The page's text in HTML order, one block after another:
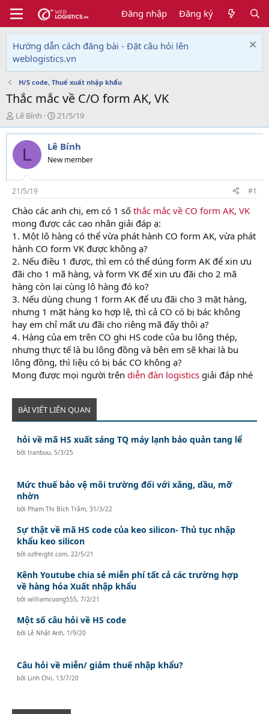
Đăng nhập Đăng ký
Hướng dẫn cách đăng bài - Đặt câu hỏi lên
weblogistics.vn
H/S code, Thuế xuất nhập khẩu
Thắc mắc về C/O form AK, VK
T
h
r
e
d
s
t
a
r
t
e
r
Lê Bính
N
g
à
y
g
i
21/5/19
L Lê Bính
New member
21/5/19 #1
Chào các anh chị, em có 1 số thắc mắc về CO form AK, VK
mong được các cao nhân giải đáp ạ:
1. Một lô hàng có thể vừa phát hành CO form AK, vừa phát
hành CO form VK được không ạ?
2. Nếu điều 1 được, thì em có thể dúng form AK để xin ưu
đãi cho 1 mã hàng, và form VK để xin ưu đãi cho 2 mã
hàng còn lại cùng lô hàng đó ko?
3. Nếu dùng chung 1 form AK để ưu đãi cho 3 mặt hàng,
nhưng 1 mặt hàng ko hợp lệ, thì cả CO có bị bác không
hay em chỉ mất ưu đãi cho riêng mã đấy thôi ạ?
4. Hàng của em trên CO ghi HS code của bu lông thép,
nhưng thực tế là bu lông đồng và bên em sẽ khai là bu
lông đồng, thì liệu có bị bác CO không ạ?
Mong được mọi người trên diễn đàn logistics giải đáp nhé
BÀI VIẾT LIÊN QUAN
hỏi về mã HS xuất sáng TQ máy lạnh bảo quản tang lể
bởitranbuu, 5/3/25
Mức thuế bảo vệ môi trường đối với xăng, dầu, mỡ
nhờn
bởi Phạm Thị Bích Trâm,31/3/22
Sự thật về mã HS code của keo silicon- Thủ tục nhập
khẩu keo silicon
bởiozfreight.com, 22/5/21
Kênh Youtube chia sẻ miễn phí tất cả các trường hợp
về hàng hóa Xuất nhập khẩu
bởiwilliamcuong555,7/2/21
Một số câu hỏi về HS code
bởi Lê Nhật Anh, 1/9/20
Câu hỏi về miễn/ giảm thuế nhập khẩu?
bởi Linh Chii, 13/7/20